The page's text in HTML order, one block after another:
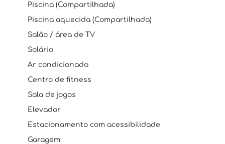
Piscina (Compartilhada)
Piscina aquecida (Compartilhada)
Salão / área de TV
Solário
Ar condicionado
Centro de fitness
Sala de jogos
Elevador
Estacionamento com acessibilidade
Garagem